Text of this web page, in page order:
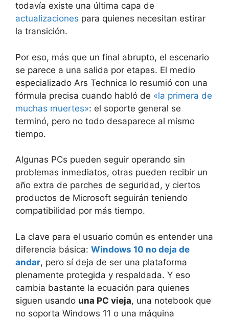
todavía existe una última capa de
actualizaciones para quienes necesitan estirar
la transición.
Por eso, más que un final abrupto, el escenario
se parece a una salida por etapas. El medio
especializado Ars Technica lo resumió con una
fórmula precisa cuando habló de «la primera de
muchas muertes»: el soporte general se
terminó, pero no todo desaparece al mismo
tiempo.
Algunas PCs pueden seguir operando sin
problemas inmediatos, otras pueden recibir un
año extra de parches de seguridad, y ciertos
productos de Microsoft seguirán teniendo
compatibilidad por más tiempo.
La clave para el usuario común es entender una
diferencia básica: Windows 10 no deja de
andar, pero sí deja de ser una plataforma
plenamente protegida y respaldada. Y eso
cambia bastante la ecuación para quienes
siguen usando una PC vieja, una notebook que
no soporta Windows 11 o una máquina